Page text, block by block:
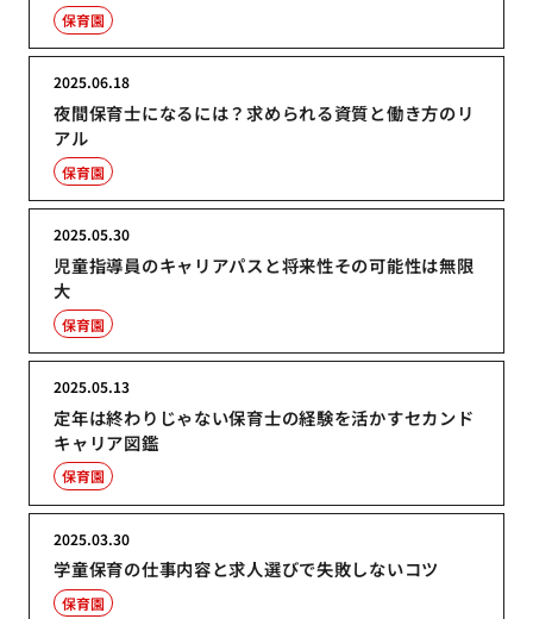
保育園
夜間保育士になるには？求められる資質と働き方のリ
アル
2025.06.18
保育園
児童指導員のキャリアパスと将来性その可能性は無限
大
2025.05.30
保育園
定年は終わりじゃない保育士の経験を活かすセカンド
キャリア図鑑
2025.05.13
保育園
学童保育の仕事内容と求人選びで失敗しないコツ
2025.03.30
保育園